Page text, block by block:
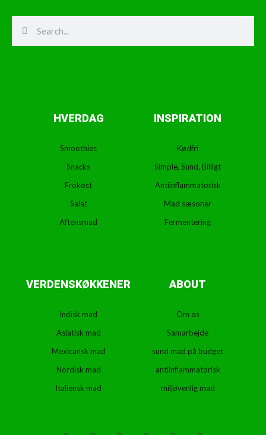
HVERDAG
Smoothies
Snacks
Frokost
Salat
Aftensmad
INSPIRATION
Kødfri
Simple, Sund, Billigt
Antiinflammatorisk
Mad sæsoner
Fermentering
VERDENSKØKKENER
Indisk mad
Asiatisk mad
Mexicansk mad
Nordisk mad
Italiensk mad
ABOUT
Om os
Samarbejde
sund mad på budget
antiinflammatorisk
miljøvenlig mad